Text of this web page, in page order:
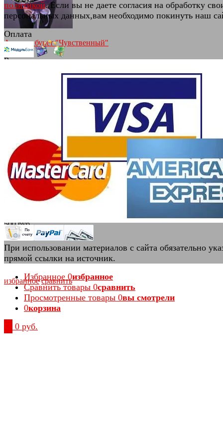
сравнить
Ассорти букет "Чувственный"
(0)
В наличии
избранное сравнить
Фольгированный шар "С Днем
Рождения" розовый ко...
500 руб.
политикой. Если вы не даете согласия на обработку
персональных данных,вам необходимо покинуть наш
Оплата
При использовании материалов с сайта обязательно
прямой ссылки на источник.
Избранное 0избранное
Сравнить товары 0сравнить
Просмотренные товары 0вы смотрели
0корзина
0 руб.